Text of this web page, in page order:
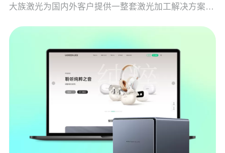
大族激光为国内外客户提供一整套激光加工解决方案及相关配套设施